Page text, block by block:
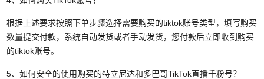
根据上述要求按照下单步骤选择需要购买的tiktok账号类型，填写购买
数量提交付款，系统自动发货或者手动发货，您付款后立即收到购买
的tiktok账号。
5、如何安全的使用购买的特立尼达和多巴哥TikTok直播千粉号？